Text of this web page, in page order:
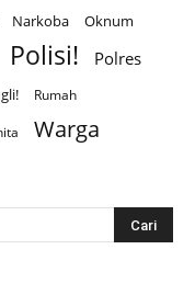
Narkoba Oknum
Polisi!
Polres
Rumah
Warga